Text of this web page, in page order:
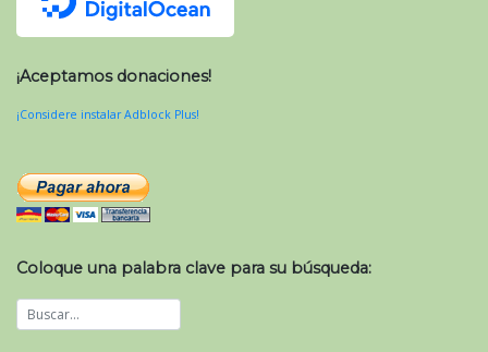
¡Aceptamos donaciones!
¡Considere instalar Adblock Plus!
Coloque una palabra clave para su búsqueda: